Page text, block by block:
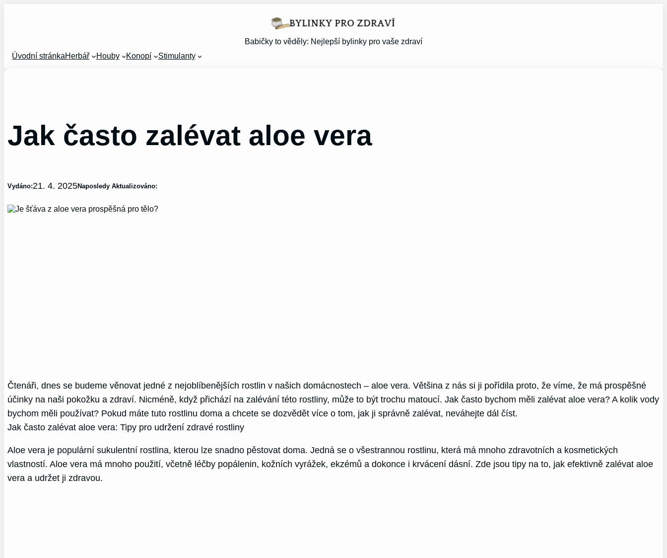
Babičky to věděly: Nejlepší bylinky pro vaše zdraví
Úvodní stránkaHerbář Houby Konopí Stimulanty
Jak často zalévat aloe vera
Vydáno:21. 4. 2025Naposledy Aktualizováno:
Čtenáři, dnes se budeme věnovat jedné z nejoblíbenějších rostlin v našich domácnostech – aloe vera. Většina z nás si ji pořídila proto, že víme, že má prospěšné
účinky na naši pokožku a zdraví. Nicméně, když přichází na zalévání této rostliny, může to být trochu matoucí. Jak často bychom měli zalévat aloe vera? A kolik vody
bychom měli používat? Pokud máte tuto rostlinu doma a chcete se dozvědět více o tom, jak ji správně zalévat, neváhejte dál číst.
Jak často zalévat aloe vera: Tipy pro udržení zdravé rostliny
Aloe vera je populární sukulentní rostlina, kterou lze snadno pěstovat doma. Jedná se o všestrannou rostlinu, která má mnoho zdravotních a kosmetických
vlastností. Aloe vera má mnoho použití, včetně léčby popálenin, kožních vyrážek, ekzémů a dokonce i krvácení dásní. Zde jsou tipy na to, jak efektivně zalévat aloe
vera a udržet ji zdravou.